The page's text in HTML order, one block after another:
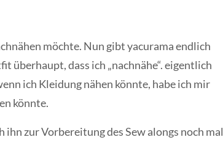
möchte. Nun gibt yacurama endlich
überhaupt, dass ich „nachnähe“. eigentlich
ich Kleidung nähen könnte, habe ich mir
könnte.
ihn zur Vorbereitung des Sew alongs noch mal